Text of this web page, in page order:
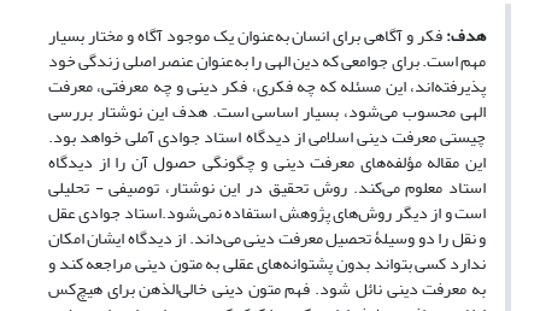
هدف:فکر و آگاهی برای انسان به‌عنوان یک موجود آگاه و مختار بسیار
مهم است. برای جوامعی که دین الهی را به‌عنوان عنصر اصلی زندگی خود
پذیرفته‌اند، این مسئله که چه فکری، فکر دینی و چه معرفتی، معرفت
الهی محسوب می‌شود، بسیار اساسی است. هدف این نوشتار بررسی
چیستی معرفت دینی اسلامی از دیدگاه استاد جوادی آملی خواهد بود.
این مقاله مؤلفه‌های معرفت دینی و چگونگی حصول آن را از دیدگاه
استاد معلوم می‌کند. روش تحقیق در این نوشتار، توصیفی - تحلیلی
است و از دیگر روش‌های پژوهش استفاده نمی‌شود.استاد جوادی عقل
و نقل را دو وسیلۀ تحصیل معرفت دینی می‌داند. از دیدگاه ایشان امکان
ندارد کسی بتواند بدون پشتوانه‌های عقلی به متون دینی مراجعه کند و
به معرفت دینی نائل شود. فهم متون دینی خالی‌الذهن برای هیچ‌کس